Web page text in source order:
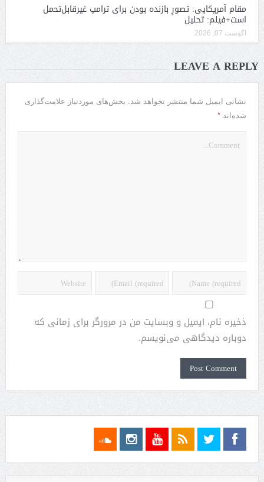
مقام آمریکایی: تصورِ بازنده بودن برای ترامپ غیرقابل‌تحمل
است+فیلم: تحلیل
آگوست 07, 2026
LEAVE A REPLY
نشانی ایمیل شما منتشر نخواهد شد. بخش‌های موردنیاز علامت‌گذاری
شده‌اند *
ذخیره نام، ایمیل و وبسایت من در مرورگر برای زمانی که
دوباره دیدگاهی می‌نویسم.